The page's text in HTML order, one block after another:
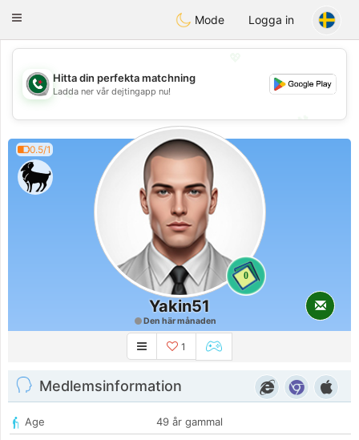
Weshrak
Toggle
Mode Logga in
💖
💕
💕
Hitta din perfekta matchning
Ladda ner vår dejtingapp nu!
0.5/1
0
Yakin51
Den här månaden
1
Medlemsinformation
Age
49 år gammal